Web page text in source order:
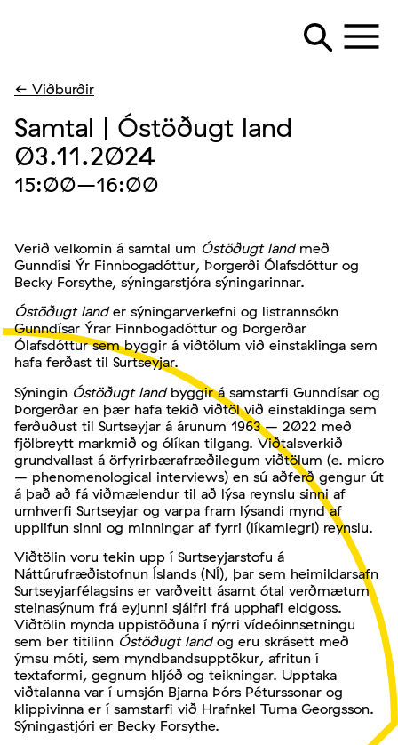
← Viðburðir
Samtal | Óstöðugt land
03.11.2024
15:00–16:00
Verið velkomin á samtal um Óstöðugt landmeð
Gunndísi Ýr Finnbogadóttur, Þorgerði Ólafsdóttur og
Becky Forsythe, sýningarstjóra sýningarinnar.
Óstöðugt lander sýningarverkefni og listrannsókn
Gunndísar Ýrar Finnbogadóttur og Þorgerðar
Ólafsdóttur sem byggir á viðtölum við einstaklinga sem
hafa ferðast til Surtseyjar.
Sýningin Óstöðugt landbyggir á samstarfi Gunndísar og
Þorgerðar en þær hafa tekið viðtöl við einstaklinga sem
ferðuðust til Surtseyjar á árunum 1963 – 2022 með
fjölbreytt markmið og ólíkan tilgang. Viðtalsverkið
grundvallast á örfyrirbærafræðilegum viðtölum (e. micro
– phenomenological interviews) en sú aðferð gengur út
á það að fá viðmælendur til að lýsa reynslu sinni af
umhverfi Surtseyjar og varpa fram lýsandi mynd af
upplifun sinni og minningar af fyrri (líkamlegri) reynslu.
Viðtölin voru tekin upp í Surtseyjarstofu á
Náttúrufræðistofnun Íslands (NÍ), þar sem heimildarsafn
Surtseyjarfélagsins er varðveitt ásamt ótal verðmætum
steinasýnum frá eyjunni sjálfri frá upphafi eldgoss.
Viðtölin mynda uppistöðuna í nýrri vídeóinnsetningu
sem ber titilinn Óstöðugt landog eru skrásett með
ýmsu móti, sem myndbandsupptökur, afritun í
textaformi, gegnum hljóð og teikningar. Upptaka
viðtalanna var í umsjón Bjarna Þórs Péturssonar og
klippivinna er í samstarfi við Hrafnkel Tuma Georgsson.
Sýningastjóri er Becky Forsythe.